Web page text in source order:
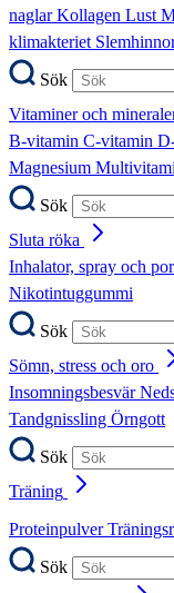
naglarKollagen Lust
klimakteriet
Sök
Vitaminer och
B-vitamin C-vitamin
Magnesium
Sök
Sluta röka
Inhalator, spray och
Nikotintuggummi
Sök
Sömn, stress och oro
Insomningsbesvär
Tandgnissling Örngott
Sök
Träning
Proteinpulver
Sök